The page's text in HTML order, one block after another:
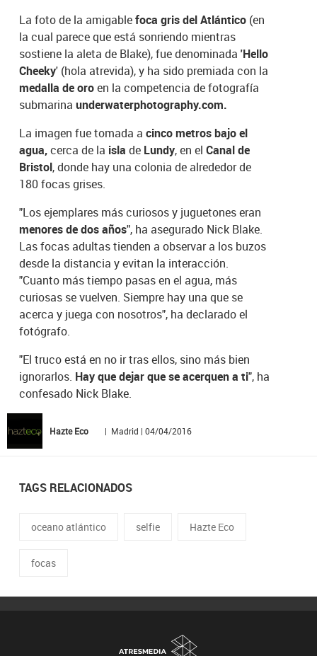
La foto de la amigablefoca gris del Atlántico (en
la cual parece que está sonriendo mientras
sostiene la aleta de Blake), fue denominada 'Hello
Cheeky' (hola atrevida), y ha sido premiada con la
medalla de oroen la competencia de fotografía
submarinaunderwaterphotography.com.
La imagen fue tomada acinco metros bajo el
agua,cerca de la islade Lundy, en el Canal de
Bristol, donde hay una colonia de alrededor de
180 focas grises.
"Los ejemplares más curiosos y juguetones eran
menores de dos años", ha asegurado Nick Blake.
Las focas adultas tienden a observar a los buzos
desde la distancia y evitan la interacción.
"Cuanto más tiempo pasas en el agua, más
curiosas se vuelven. Siempre hay una que se
acerca y juega con nosotros", ha declarado el
fotógrafo.
"El truco está en no ir tras ellos, sino más bien
ignorarlos. Hay que dejar que se acerquen a ti", ha
confesado Nick Blake.
Hazte Eco | Madrid | 04/04/2016
TAGS RELACIONADOS
oceano atlántico selfie Hazte Eco
focas